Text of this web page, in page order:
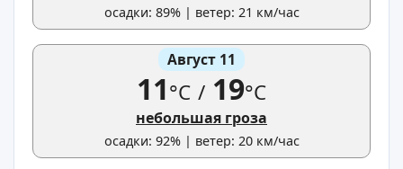
осадки: 89% | ветер: 21 км/час
Август 11
11°C / 19°C
небольшая гроза
осадки: 92% | ветер: 20 км/час